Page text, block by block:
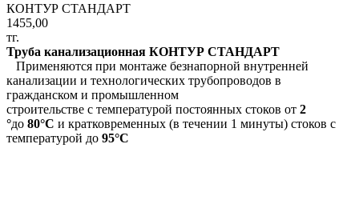
КОНТУР СТАНДАРТ
1455,00
тг.
Труба канализационная КОНТУР СТАНДАРТ
Применяются при монтаже безнапорной внутренней
канализации и технологических трубопроводов в
гражданском и промышленном
строительстве с температурой постоянных стоков от 2
°до 80°С и кратковременных (в течении 1 минуты) стоков с
температурой до 95°С